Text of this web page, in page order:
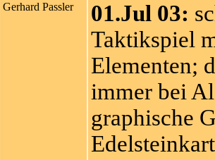
Gerhard Passler 01.Jul 03:
Taktikspiel
Elementen;
immer bei
graphische